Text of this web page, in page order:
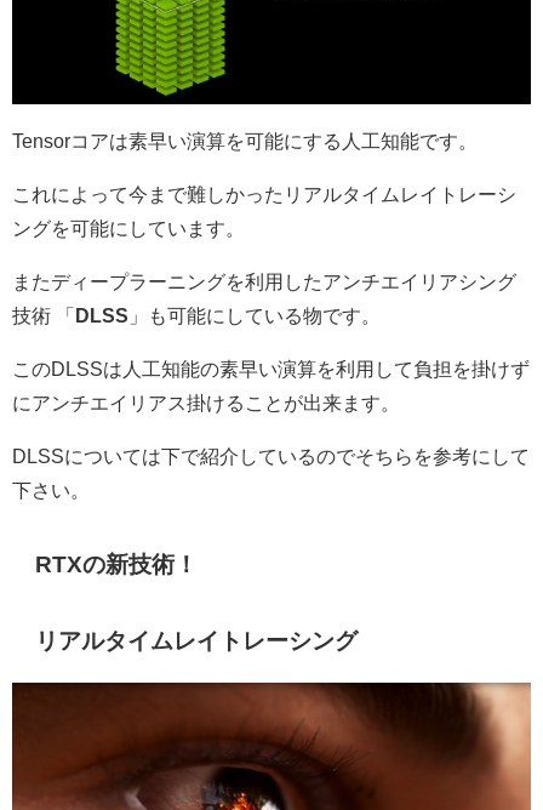
Tensorコアは素早い演算を可能にする人工知能です。
これによって今まで難しかったリアルタイムレイトレーシ
ングを可能にしています。
またディープラーニングを利用したアンチエイリアシング
技術 「 DLSS 」も可能にしている物です。
このDLSSは人工知能の素早い演算を利用して負担を掛けず
にアンチエイリアス掛けることが出来ます。
DLSSについては下で紹介しているのでそちらを参考にして
下さい。
RTXの新技術！
リアルタイムレイトレーシング